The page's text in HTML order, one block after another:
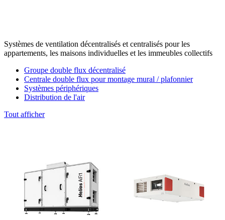
Systèmes de ventilation décentralisés et centralisés pour les
appartements, les maisons individuelles et les immeubles collectifs
Groupe double flux décentralisé
Centrale double flux pour montage mural / plafonnier
Systèmes périphériques
Distribution de l'air
Tout afficher